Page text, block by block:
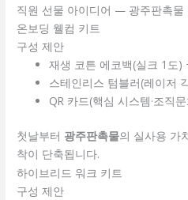
직원 선물 아이디어 — 광주판촉물
온보딩 웰컴 키트
구성 제안
재생 코튼 에코백(실크 1도)
스테인리스 텀블러(레이저
QR 카드(핵심 시스템·조직
첫날부터 광주판촉물의 실사용 가
착이 단축됩니다.
하이브리드 워크 키트
구성 제안